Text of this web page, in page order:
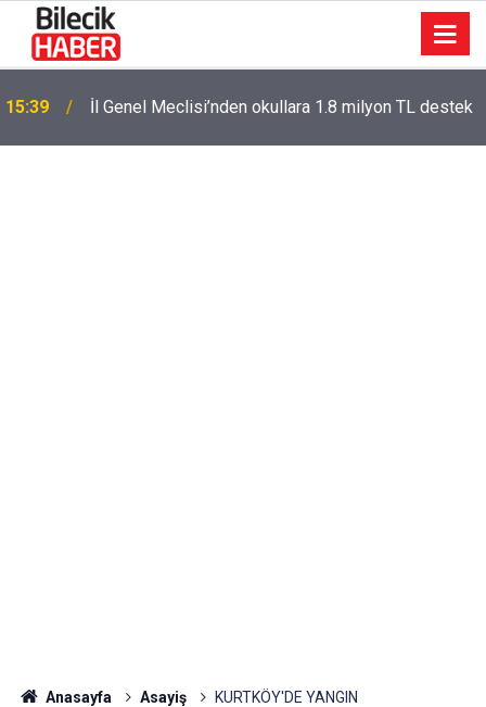
15:39 İl Genel Meclisi’nden okullara 1.8 milyon TL destek
Anasayfa Asayiş KURTKÖY'DE YANGIN